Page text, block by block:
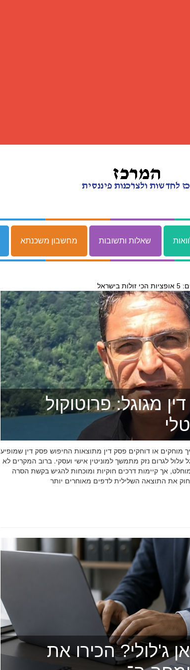
שאלות ותשובות מחשבון משכנתא
מגוגל: פרוטוקול
דין מגוגל (2026): איך מוחקים או דוחקים פסק דין מתוצאות החיפוש פסק דין שמופיע
עלול לגרום נזק מתמשך למוניטין אישי ועסקי. ברוב המקרים לא
אך קיימות דרכים חוקיות ומוכחות להגיש בקשת הסרה
ג'לולי? הכירו את